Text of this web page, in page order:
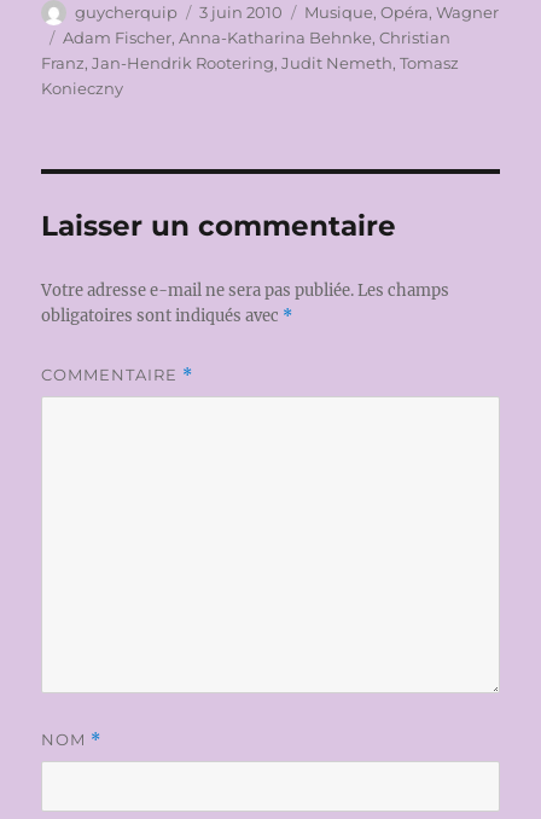
Auteur
guycherquip
Publié
le
3 juin 2010 Catégories
Musique,Opéra,Wagner
Étiquettes
Adam Fischer,Anna-Katharina Behnke,Christian
Franz,Jan-Hendrik Rootering,Judit Nemeth,Tomasz
Konieczny
Laisser un commentaire
Votre adresse e-mail ne sera pas publiée. Les champs
obligatoires sont indiqués avec *
COMMENTAIRE *
NOM *